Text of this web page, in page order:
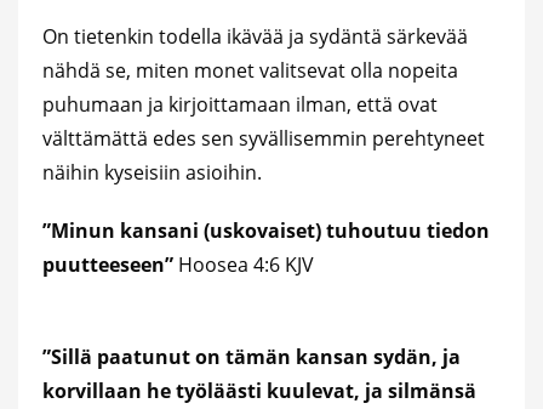
On tietenkin todella ikävää ja sydäntä särkevää
nähdä se, miten monet valitsevat olla nopeita
puhumaan ja kirjoittamaan ilman, että ovat
välttämättä edes sen syvällisemmin perehtyneet
näihin kyseisiin asioihin.
”Minun kansani (uskovaiset) tuhoutuu tiedon
puutteeseen” Hoosea 4:6 KJV
”Sillä paatunut on tämän kansan sydän, ja
korvillaan he työläästi kuulevat, ja silmänsä